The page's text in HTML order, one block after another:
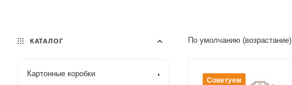
По умолчанию (возрастание)
Советуем
КАТАЛОГ
Картонные коробки